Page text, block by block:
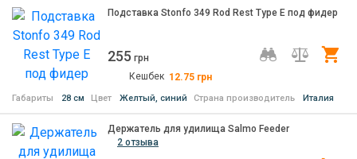
Подставка Stonfo 349 Rod Rest Type E под фидер
255 грн
Кешбек 12.75 грн
Габариты 28 см Цвет Желтый, синий Страна производитель Италия
2 отзыва
Держатель для удилища Salmo Feeder